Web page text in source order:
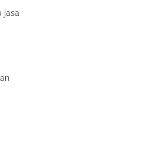
jasa